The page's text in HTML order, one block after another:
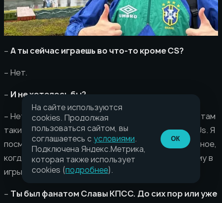
– А ты сейчас играешь во что-то кроме CS?
– Нет.
– И не хотелось бы?
– Нет. Ну, хотелось бы… Игры — это другой мир, и там
такие же эмоции. Вот, допустим, сериал Last of Us. Я
посмотрел одну серию, и я понимаю: “Блин, наверное,
когда ты в игре, это намного прикольнее”. Поэтому в
игры я бы хотел играть, но в будущем.
– Ты был фанатом Славы КПСС. До сих пор или уже
На сайте используются
cookies. Продолжая
пользоваться сайтом, вы
соглашаетесь с условиями.
Подключена Яндекс.Метрика,
которая также использует
cookies (подробнее).
ОК